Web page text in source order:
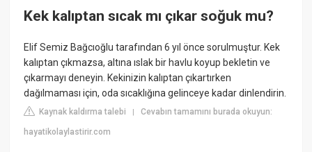
Kek kalıptan sıcak mı çıkar soğuk mu?
Elif Semiz Bağcıoğlu tarafından 6 yıl önce sorulmuştur. Kek
kalıptan çıkmazsa, altına ıslak bir havlu koyup bekletin ve
çıkarmayı deneyin. Kekinizin kalıptan çıkartırken
dağılmaması için, oda sıcaklığına gelinceye kadar dinlendirin.
Kaynak kaldırma talebi |Cevabın tamamını burada okuyun:
hayatikolaylastirir.com